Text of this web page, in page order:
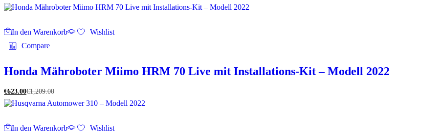
In den Warenkorb
Wishlist
Compare
Honda Mähroboter Miimo HRM 70 Live mit Installations-Kit – Modell 2022
€623.00€1,209.00
In den Warenkorb
Wishlist